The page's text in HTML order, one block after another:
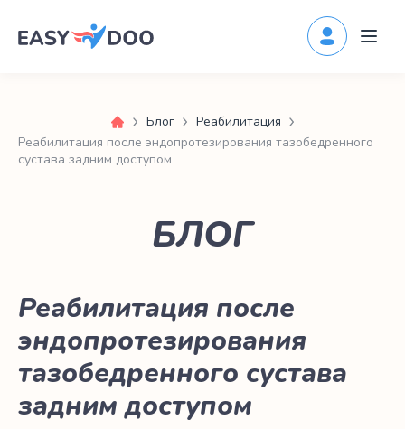
Блог
Реабилитация
Реабилитация после эндопротезирования тазобедренного
сустава задним доступом
БЛОГ
Реабилитация после
эндопротезирования
тазобедренного сустава
задним доступом